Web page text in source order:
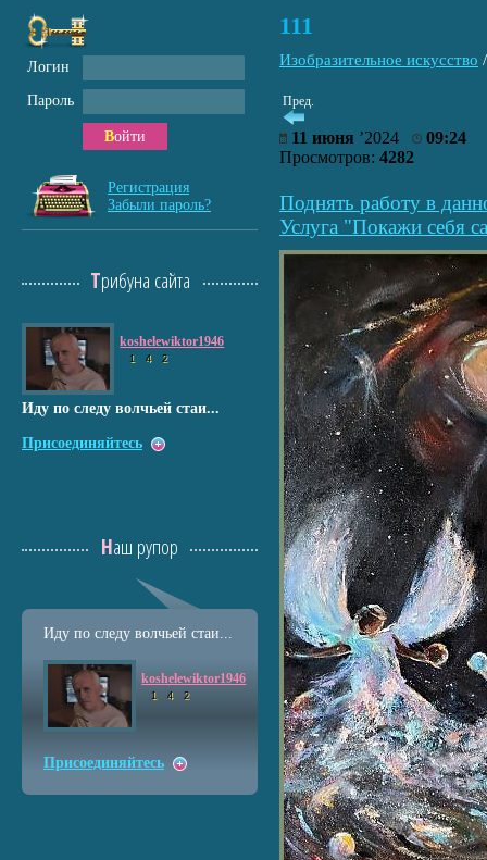
111
Изобразительное искусство
Пред.
11 июня ’2024
09:24
Просмотров: 4282
Поднять работу в
Услуга "Покажи себя
Логин
Пароль
Войти
Регистрация
Забыли пароль?
Трибуна сайта
koshelewiktor1946
1 4 2
Иду по следу волчьей стаи...
Присоединяйтесь
Наш рупор
Иду по следу волчьей стаи...
koshelewiktor1946
1 4 2
Присоединяйтесь